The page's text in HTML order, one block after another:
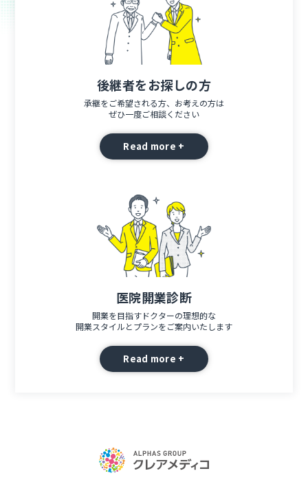
後継者をお探しの方
承継をご希望される方、お考えの方は
ぜひ一度ご相談ください
Read more +
医院開業診断
開業を目指すドクターの理想的な
開業スタイルとプランをご案内いたします
Read more +